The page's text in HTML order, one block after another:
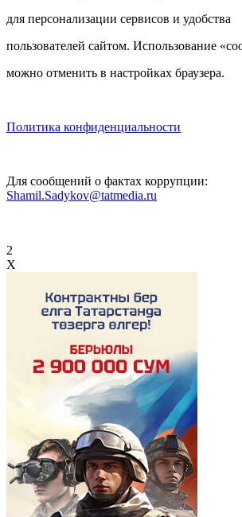
для персонализации сервисов и удобства
пользователей сайтом. Использование
можно отменить в настройках браузера.
Политика конфиденциальности
Для сообщений о фактах коррупции:
Shamil.Sadykov@tatmedia.ru
2
X